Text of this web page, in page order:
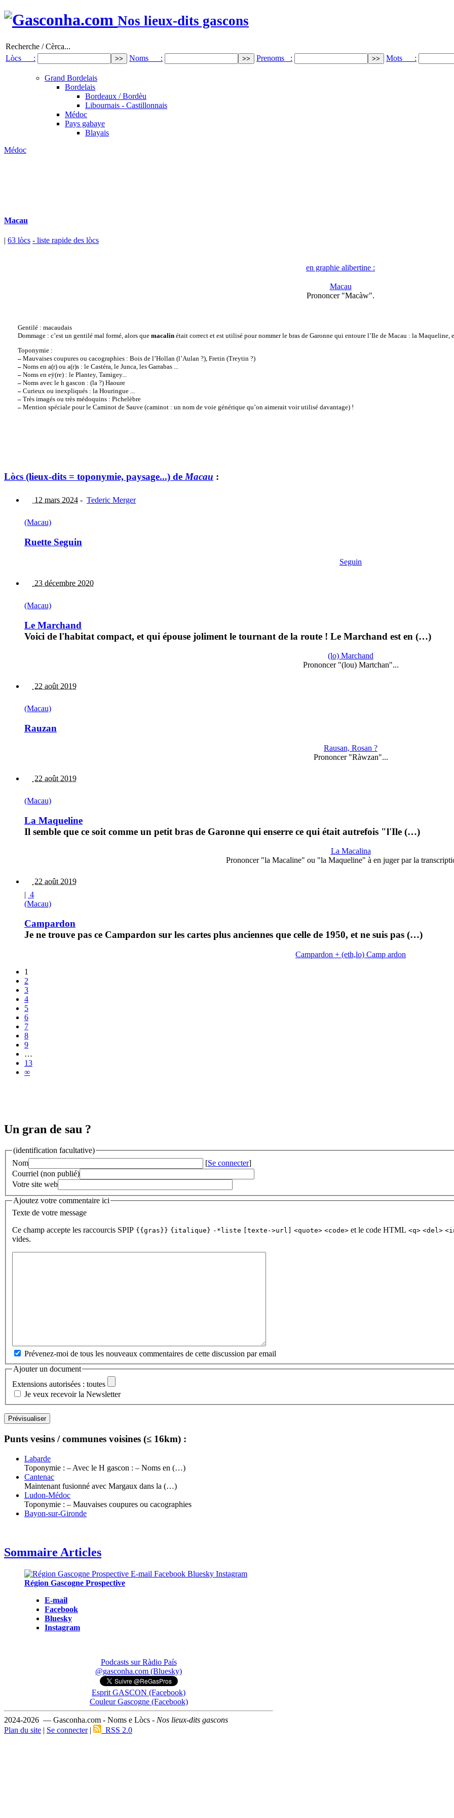
Nos lieux-dits gascons
Recherche / Cèrca...
Lòcs :
Noms : Prenoms : Mots :
Grand Bordelais
Bordelais
Bordeaux / Bordèu
Libournais - Castillonnais
Médoc
Pays gabaye
Blayais
Médoc
Macau
| 63 lòcs - liste rapide des lòcs
en graphie alibertine :
Macau
Prononcer "Macàw".
Gentilé : macaudais
Dommage : c’est un gentilé mal formé, alors que macalinétait correct et est utilisé pour nommer le bras de Garonne qui entoure l’Ile de Macau : la Maqueline,
Toponymie :
–Mauvaises coupures ou cacographies : Bois de l’Hollan (l’Aulan ?), Fretin (Treytin ?)
–Noms en a(r) ou a(r)s : le Castéra, le Junca, les Garrabas ...
–Noms en eÿ(re) : le Plantey, Tamigey...
–Noms avec le h gascon : (la ?) Haoure
–Curieux ou inexpliqués : la Houringue ...
–Très imagés ou très médoquins : Pichelèbre
–Mention spéciale pour le Caminot de Sauve (caminot : un nom de voie générique qu’on aimerait voir utilisé davantage) !
Lòcs (lieux-dits = toponymie, paysage...) de Macau :
12 mars 2024 - Tederic Merger
(Macau)
Ruette Seguin
Seguin
23 décembre 2020
(Macau)
Le Marchand
Voici de l'habitat compact, et qui épouse joliment le tournant de la route ! Le Marchand est en (…)
(lo) Marchand
Prononcer "(lou) Martchan"...
22 août 2019
(Macau)
Rauzan
Rausan, Rosan ?
Prononcer "Ràwzan"...
22 août 2019
(Macau)
La Maqueline
Il semble que ce soit comme un petit bras de Garonne qui enserre ce qui était autrefois "l'Ile (…)
La Macalina
Prononcer "la Macaline" ou "la Maqueline" à en juger par la
22 août 2019
| 4
(Macau)
Campardon
Je ne trouve pas ce Campardon sur les cartes plus anciennes que celle de 1950, et ne suis pas (…)
Campardon + (eth,lo) Camp ardon
1
2
3
4
5
6
7
8
9
…
13
∞
Un gran de sau ?
(identification facultative)
Nom
[Se connecter]
Courriel (non publié)
Votre site web
Ajoutez votre commentaire ici
Texte de votre message
Ce champ accepte les raccourcis SPIP {{gras}} {italique} -*liste [texte->url] <quote> <code> et le code HTML <q> <del>
vides.
Prévenez-moi de tous les nouveaux commentaires de cette discussion par email
Ajouter un document
Extensions autorisées : toutes
Je veux recevoir la Newsletter
Punts vesins / communes voisines (≤ 16km) :
Labarde
Toponymie : – Avec le H gascon : – Noms en (…)
Cantenac
Maintenant fusionné avec Margaux dans la (…)
Ludon-Médoc
Toponymie : – Mauvaises coupures ou cacographies
Bayon-sur-Gironde
Sommaire Articles
Région Gascogne Prospective
E-mail
Facebook
Bluesky
Instagram
Podcasts sur Ràdio País
@gasconha.com (Bluesky)
Esprit GASCON (Facebook)
Couleur Gascogne (Facebook)
2024-2026 — Gasconha.com - Noms e Lòcs - Nos lieux-dits gascons
Plan du site | Se connecter| RSS 2.0